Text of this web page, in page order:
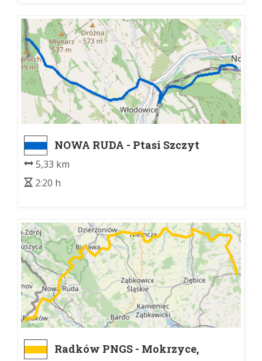
NOWA RUDA - Ptasi Szczyt
5,33 km
2:20 h
Radków PNGS - Mokrzyce,